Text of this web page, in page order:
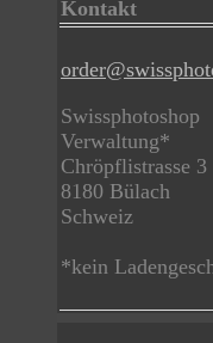
Kontakt
Swissphotoshop
Verwaltung*
Chröpflistrasse 3
8180 Bülach
Schweiz
*kein